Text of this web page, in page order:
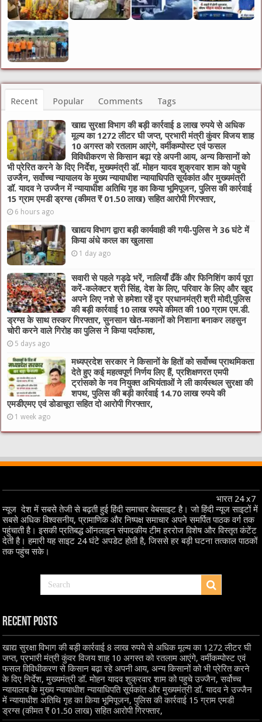
Recent Popular Comments Tags
खाद्य सुरक्षा विभाग की बड़ी कार्रवाई 8 लाख रुपये से अधिक
मूल्य का 1272 लीटर घी जप्त, प्रभारी मंत्री कुंवर विजय शाह
10 अगस्त को रतलाम आएंगे, वर्मीकम्पोस्ट एवं फसल
विविधीकरण से किसान बढ़ा रहे अपनी आय, अन्य किसानों को
भी प्रेरित करने के दिए निर्देश, मुख्यमंत्री डॉ. मोहन यादव शुक्रवार शाम को पहुचे
उज्जैन, सर्वोच्च न्यायालय के मुख्‍य न्‍यायाधीश न्यायाधिपति सूर्यकांत और मुख्यमंत्री
डॉ. यादव ने उज्जैन में न्यायाधीश अतिथि गृह का किया भूमिपूजन, पुलिस की कार्रवाई
15 ग्राम एमडी ड्रग्स (कीमत ₹ 01.50 लाख) सहित आरोपी गिरफ्तार,
6 hours ago
खाद्यय विभाग द्वारा बड़ी कार्यवाही की गयी-पुलिस ने 36 घंटे में
किया अंधे कत्ल का खुलासा
1 day ago
सवारी से पहले गड्ढे भरें, नालियाँ ढँकें और फिनिशिंग कार्य पूरा
करें-कलेक्टर श्री सिंह, देश के लिए, परिवार के लिए और खुद
अपने लिए नशे से हमेशा रहें दूर प्रधानमंत्री श्री मोदी,पुलिस
की बड़ी कार्रवाई 10 लाख रुपये कीमत की 100 ग्राम एम.डी.
ड्रग्स के साथ तस्कर गिरफ्तार, सुनसान खेत-मकानों को निशाना बनाकर लहसुन
चोरी करने वाले गिरोह का पुलिस ने किया पर्दाफाश,
5 days ago
मध्यप्रदेश सरकार ने किसानों के हितों को सर्वोच्च प्राथमिकता
देते हुए कई महत्वपूर्ण निर्णय लिए हैं, प्रशिक्षणरत एमपी
ट्रांसको के नव नियुक्त अभियंताओं ने ली कार्यस्थल सुरक्षा की
शपथ, पुलिस की बड़ी कार्रवाई 14.70 लाख रुपये की
एमडीएमए एवं डोडाचूरा सहित दो आरोपी गिरफ्तार,
1 week ago
भारत 24 x7
न्यूज देश में सबसे तेजी से बढ़ती हुई हिंदी समाचार वेबसाइट है। जो हिंदी न्यूज साइटों में
सबसे अधिक विश्वसनीय, प्रामाणिक और निष्पक्ष समाचार अपने समर्पित पाठक वर्ग तक
पहुंचाती है। इसकी प्रतिबद्ध ऑनलाइन संपादकीय टीम हररोज विशेष और विस्तृत कंटेंट
देती है। हमारी यह साइट 24 घंटे अपडेट होती है, जिससे हर बड़ी घटना तत्काल पाठकों
तक पहुंच सके।
Recent Posts
खाद्य सुरक्षा विभाग की बड़ी कार्रवाई 8 लाख रुपये से अधिक मूल्य का 1272 लीटर घी
जप्त, प्रभारी मंत्री कुंवर विजय शाह 10 अगस्त को रतलाम आएंगे, वर्मीकम्पोस्ट एवं
फसल विविधीकरण से किसान बढ़ा रहे अपनी आय, अन्य किसानों को भी प्रेरित करने
के दिए निर्देश, मुख्यमंत्री डॉ. मोहन यादव शुक्रवार शाम को पहुचे उज्जैन, सर्वोच्च
न्यायालय के मुख्‍य न्‍यायाधीश न्यायाधिपति सूर्यकांत और मुख्यमंत्री डॉ. यादव ने उज्जैन
में न्यायाधीश अतिथि गृह का किया भूमिपूजन, पुलिस की कार्रवाई 15 ग्राम एमडी
ड्रग्स (कीमत ₹ 01.50 लाख) सहित आरोपी गिरफ्तार,